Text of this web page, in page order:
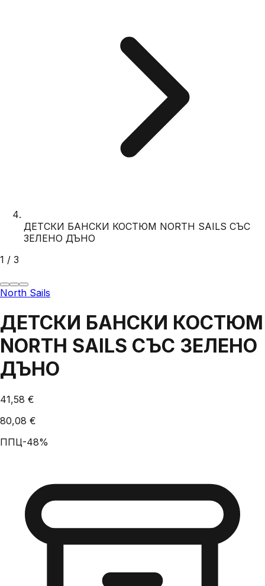
ДЕТСКИ БАНСКИ КОСТЮМ NORTH SAILS СЪС
ЗЕЛЕНО ДЪНО
1 / 3
North Sails
ДЕТСКИ БАНСКИ КОСТЮМ
NORTH SAILS СЪС ЗЕЛЕНО
ДЪНО
41,58 €
80,08 €
ППЦ-48%